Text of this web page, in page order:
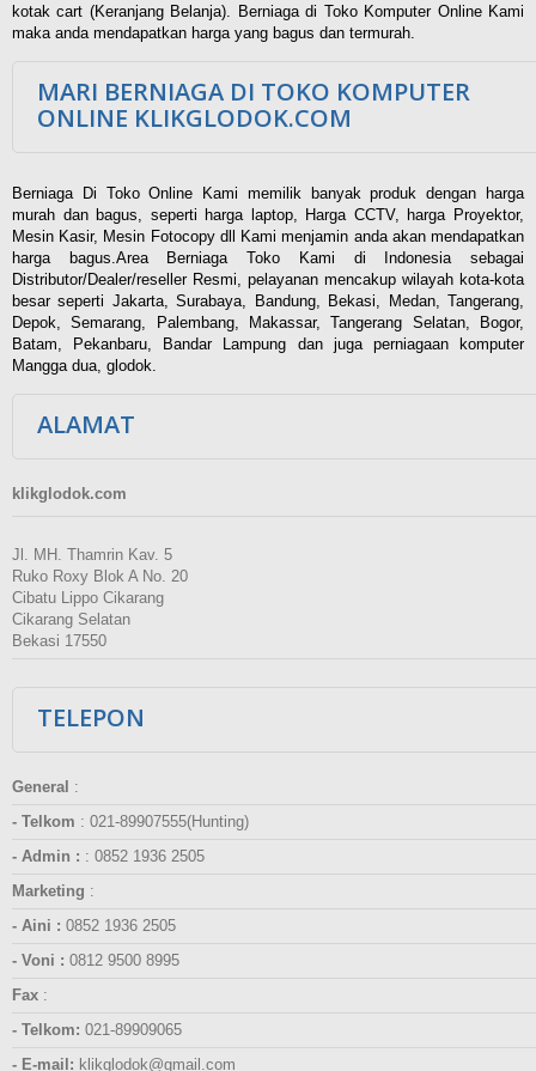
kotak cart (Keranjang Belanja). Berniaga di Toko Komputer Online Kami
maka anda mendapatkan harga yang bagus dan termurah.
MARI BERNIAGA DI TOKO KOMPUTER
ONLINE KLIKGLODOK.COM
Berniaga Di Toko Online Kami memilik banyak produk dengan harga
murah dan bagus, seperti harga laptop, Harga CCTV, harga Proyektor,
Mesin Kasir, Mesin Fotocopy dll Kami menjamin anda akan mendapatkan
harga bagus.Area Berniaga Toko Kami di Indonesia sebagai
Distributor/Dealer/reseller Resmi, pelayanan mencakup wilayah kota-kota
besar seperti Jakarta, Surabaya, Bandung, Bekasi, Medan, Tangerang,
Depok, Semarang, Palembang, Makassar, Tangerang Selatan, Bogor,
Batam, Pekanbaru, Bandar Lampung dan juga perniagaan komputer
Mangga dua, glodok.
ALAMAT
klikglodok.com
Jl. MH. Thamrin Kav. 5
Ruko Roxy Blok A No. 20
Cibatu Lippo Cikarang
Cikarang Selatan
Bekasi 17550
TELEPON
General :
- Telkom : 021-89907555(Hunting)
- Admin : : 0852 1936 2505
Marketing :
- Aini : 0852 1936 2505
- Voni : 0812 9500 8995
Fax :
- Telkom: 021-89909065
- E-mail: klikglodok@gmail.com